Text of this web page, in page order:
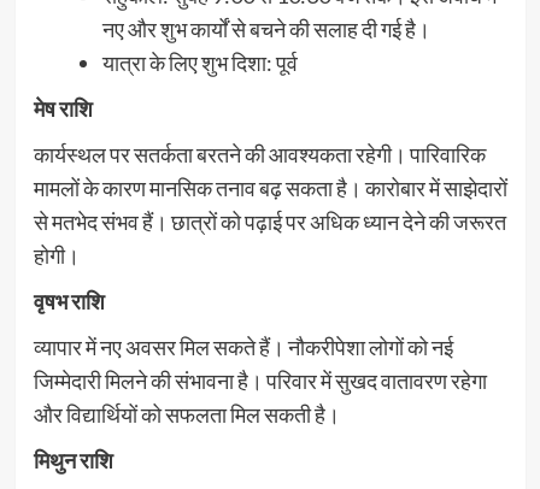
नए और शुभ कार्यों से बचने की सलाह दी गई है।
यात्रा के लिए शुभ दिशा: पूर्व
मेष राशि
कार्यस्थल पर सतर्कता बरतने की आवश्यकता रहेगी। पारिवारिक
मामलों के कारण मानसिक तनाव बढ़ सकता है। कारोबार में साझेदारों
से मतभेद संभव हैं। छात्रों को पढ़ाई पर अधिक ध्यान देने की जरूरत
होगी।
वृषभ राशि
व्यापार में नए अवसर मिल सकते हैं। नौकरीपेशा लोगों को नई
जिम्मेदारी मिलने की संभावना है। परिवार में सुखद वातावरण रहेगा
और विद्यार्थियों को सफलता मिल सकती है।
मिथुन राशि